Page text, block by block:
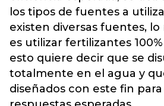
los tipos de fuentes a
existen diversas fuentes,
es utilizar fertilizantes
esto quiere decir que se
totalmente en el agua y
diseñados con este fin